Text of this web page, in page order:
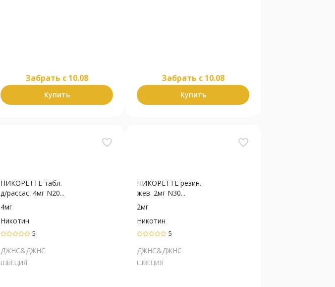
Забрать c 10.08
Купить
Забрать c 10.08
Купить
favorite_border
НИКОРЕТТЕ табл.
д/рассас. 4мг N20...
4мг
Никотин
5
ДЖНС&ДЖНС
ШВЕЦИЯ
favorite_border
НИКОРЕТТЕ резин.
жев. 2мг N30...
2мг
Никотин
5
ДЖНС&ДЖНС
ШВЕЦИЯ